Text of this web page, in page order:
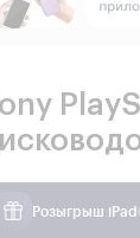
Розыгрыш iPad